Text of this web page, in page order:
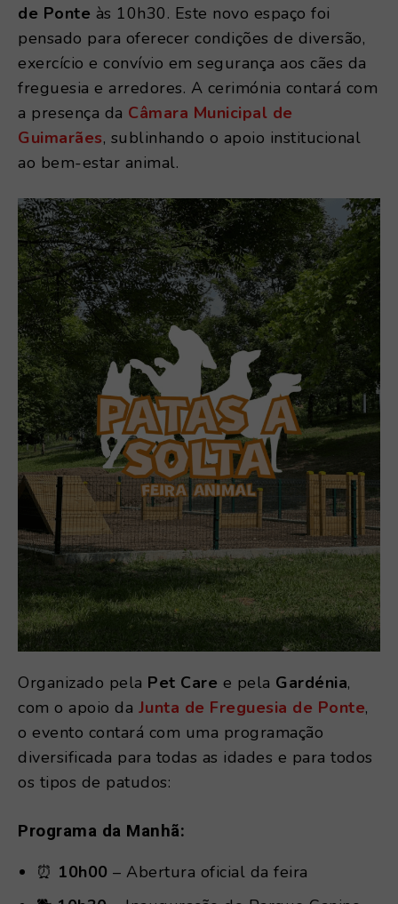
de Ponte às 10h30. Este novo espaço foi
pensado para oferecer condições de diversão,
exercício e convívio em segurança aos cães da
freguesia e arredores. A cerimónia contará com
a presença da Câmara Municipal de
Guimarães, sublinhando o apoio institucional
ao bem-estar animal.
Organizado pela Pet Care e pela Gardénia,
com o apoio da Junta de Freguesia de Ponte,
o evento contará com uma programação
diversificada para todas as idades e para todos
os tipos de patudos:
Programa da Manhã:
⏰ 10h00 – Abertura oficial da feira